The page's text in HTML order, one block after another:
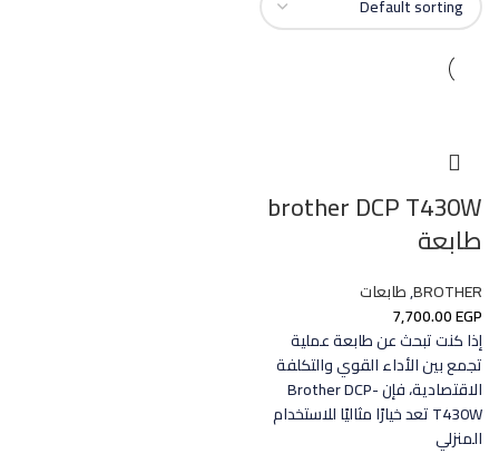
brother DCP T430W
طابعة
BROTHER
,طابعات
7,700.00EGP
إذا كنت تبحث عن طابعة عملية
تجمع بين الأداء القوي والتكلفة
الاقتصادية، فإن Brother DCP-
T430W تعد خيارًا مثاليًا للاستخدام
المنزلي